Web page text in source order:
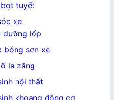
tuyết
xe
dưỡng lốp
bóng sơn xe
la zăng
nội thất
khoang động cơ